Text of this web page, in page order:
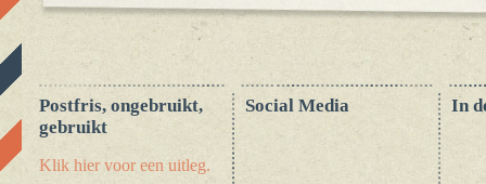
Postfris, ongebruikt,
gebruikt
Klik hier voor een uitleg.
Social Media In